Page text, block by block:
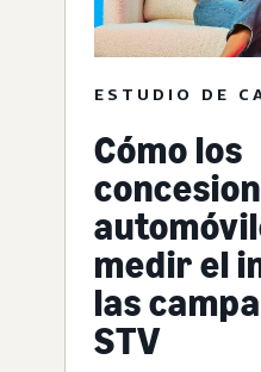
ESTUDIO DE
Cómo los
medir el
las
STV